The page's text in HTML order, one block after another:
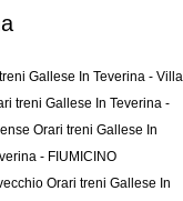
Gallese In Teverina - Villa
treni Gallese In Teverina -
Orari treni Gallese In
- FIUMICINO
Orari treni Gallese In